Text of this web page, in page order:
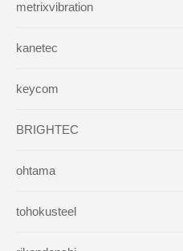
metrixvibration
kanetec
keycom
BRIGHTEC
ohtama
tohokusteel